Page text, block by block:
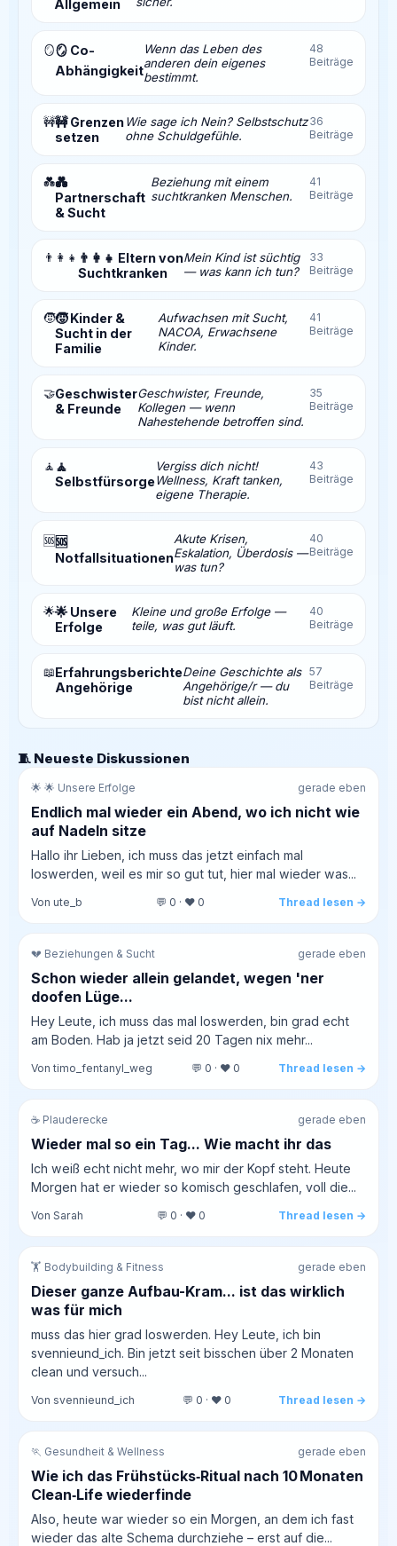
Allgemein
🪞🪞 Co-
Abhängigkeit
Wenn das Leben des
anderen dein eigenes
bestimmt.
48
Beiträge
🚧🚧 Grenzen
setzen
Wie sage ich Nein? Selbstschutz
ohne Schuldgefühle.
36
Beiträge
💑💑
Partnerschaft
& Sucht
Beziehung mit einem
suchtkranken Menschen.
41
Beiträge
👨‍👩‍👧 👨‍👩‍👧 Eltern von
Suchtkranken
Mein Kind ist süchtig
— was kann ich tun?
33
Beiträge
🧒🧒 Kinder &
Sucht in der
Familie
Aufwachsen mit Sucht,
NACOA, Erwachsene
Kinder.
41
Beiträge
🤝Geschwister
& Freunde
Geschwister, Freunde,
Kollegen — wenn
Nahestehende betroffen sind.
35
Beiträge
🧘 🧘
Selbstfürsorge
Vergiss dich nicht!
Wellness, Kraft tanken,
eigene Therapie.
43
Beiträge
🆘🆘
Notfallsituationen
Akute Krisen,
Eskalation, Überdosis —
was tun?
40
Beiträge
🌟🌟 Unsere
Erfolge
Kleine und große Erfolge —
teile, was gut läuft.
40
Beiträge
📖Erfahrungsberichte
Angehörige
Deine Geschichte als
Angehörige/r — du
bist nicht allein.
57
Beiträge
🧵 Neueste Diskussionen
🌟 🌟 Unsere Erfolge gerade eben
Endlich mal wieder ein Abend, wo ich nicht wie
auf Nadeln sitze
Hallo ihr Lieben, ich muss das jetzt einfach mal
loswerden, weil es mir so gut tut, hier mal wieder was...
Von ute_b 💬 0 · ❤️ 0 Thread lesen →
💔 Beziehungen & Sucht gerade eben
Schon wieder allein gelandet, wegen 'ner
doofen Lüge...
Hey Leute, ich muss das mal loswerden, bin grad echt
am Boden. Hab ja jetzt seid 20 Tagen nix mehr...
Von timo_fentanyl_weg 💬 0 · ❤️ 0 Thread lesen →
☕ Plauderecke gerade eben
Wieder mal so ein Tag... Wie macht ihr das
Ich weiß echt nicht mehr, wo mir der Kopf steht. Heute
Morgen hat er wieder so komisch geschlafen, voll die...
Von Sarah 💬 0 · ❤️ 0 Thread lesen →
🏋️ Bodybuilding & Fitness gerade eben
Dieser ganze Aufbau-Kram... ist das wirklich
was für mich
muss das hier grad loswerden. Hey Leute, ich bin
svennieund_ich. Bin jetzt seit bisschen über 2 Monaten
clean und versuch...
Von svennieund_ich 💬 0 · ❤️ 0 Thread lesen →
🏃 Gesundheit & Wellness gerade eben
Wie ich das Frühstücks‑Ritual nach 10 Monaten
Clean‑Life wiederfinde
Also, heute war wieder so ein Morgen, an dem ich fast
wieder das alte Schema durchziehe – erst auf die...